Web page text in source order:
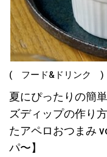
( フード&ドリンク )
夏にぴったりの簡
ズディップの作り
たアペロおつまみ
パ〜】